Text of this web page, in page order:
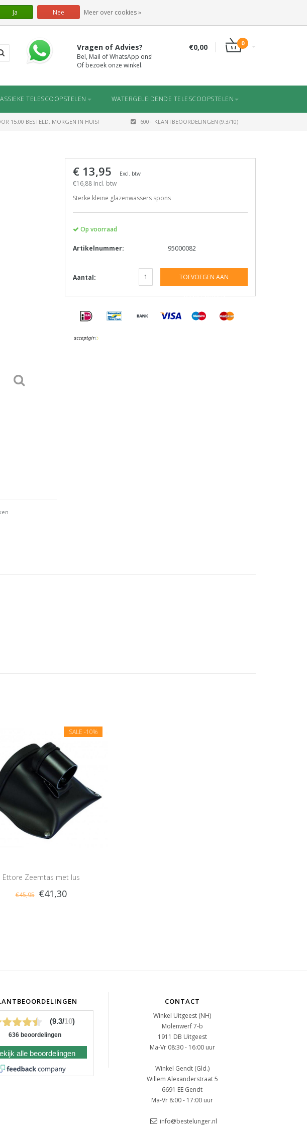
Vragen of Advies?
Bel, Mail of WhatsApp ons!
Of bezoek onze winkel.
€0,00 0
TELESCOOPSTELEN WATERGELEIDENDE TELESCOOPSTELEN
15:00 BESTELD, MORGEN IN HUIS! 600+ KLANTBEOORDELINGEN (9.3/10)
€ 13,95 Excl. btw
€16,88 Incl. btw
Sterke kleine glazenwassers spons
Op voorraad
Artikelnummer: 95000082
Aantal: TOEVOEGEN AAN
WINKELWAGEN
SALE -10%
Ettore Zeemtas met lus
€45,95 €41,30
(9.3/10)
636 beoordelingen
alle beoordelingen
CONTACT
Winkel Uitgeest (NH)
Molenwerf 7-b
1911 DB Uitgeest
Ma-Vr 08:30 - 16:00 uur
Winkel Gendt (Gld.)
Willem Alexanderstraat 5
6691 EE Gendt
Ma-Vr 8:00 - 17:00 uur
info@bestelunger.nl
Ja Nee Meer over cookies »